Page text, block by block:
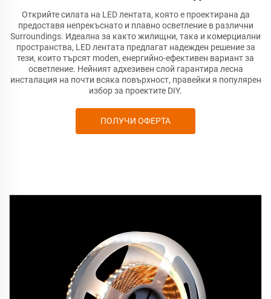
Открийте силата на LED лентата, която е проектирана да
предоставя непрекъснато и плавно осветление в различни
Surroundings. Идеална за както жилищни, така и комерциални
пространства, LED лентата предлагат надежден решение за
тези, които търсят moden, енергийно-ефективен вариант за
осветление. Нейният адхезивен слой гарантира лесна
инсталация на почти всяка повърхност, правейки я популярен
избор за проектите DIY.
ПОЛУЧИ ОФЕРТА